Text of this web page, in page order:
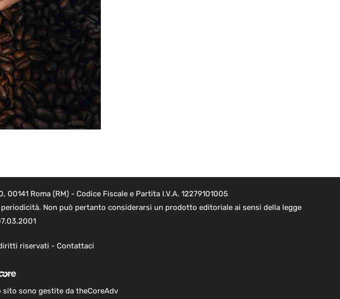
Roma (RM) - Codice Fiscale e Partita I.V.A. 12279101005
Non può pertanto considerarsi un prodotto editoriale ai sensi della legge
riservati - Contattaci
sono gestite da theCoreAdv